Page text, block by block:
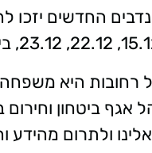
רחובות היא
אגף ביטחון
ולתרום מהידע